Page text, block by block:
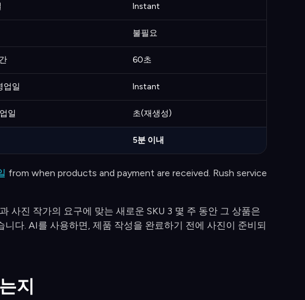
Instant
불필요
60초
업일 Instant
일 초(재생성)
5분 이내
from when products and payment are received. Rush service
사진 작가의 요구에 맞는 새로운 SKU 3 몇 주 동안 그 상품은
다. AI를 사용하면, 제품 작성을 완료하기 전에 사진이 준비되
지